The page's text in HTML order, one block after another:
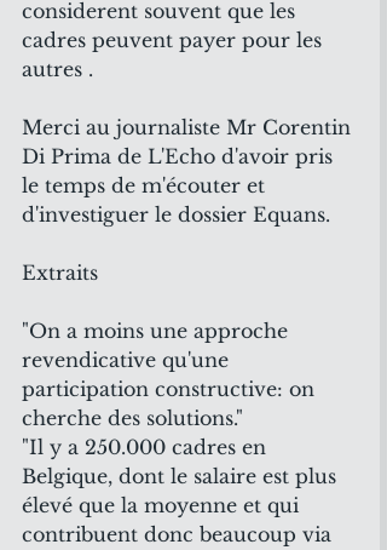
considerent souvent que les
cadres peuvent payer pour les
autres .
Merci au journaliste Mr Corentin
Di Prima de L'Echo d'avoir pris
le temps de m'écouter et
d'investiguer le dossier Equans.
Extraits
"On a moins une approche
revendicative qu'une
participation constructive: on
cherche des solutions."
"Il y a 250.000 cadres en
Belgique, dont le salaire est plus
élevé que la moyenne et qui
contribuent donc beaucoup via